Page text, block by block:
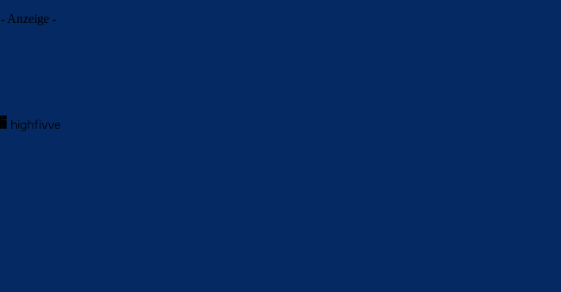
- Anzeige -